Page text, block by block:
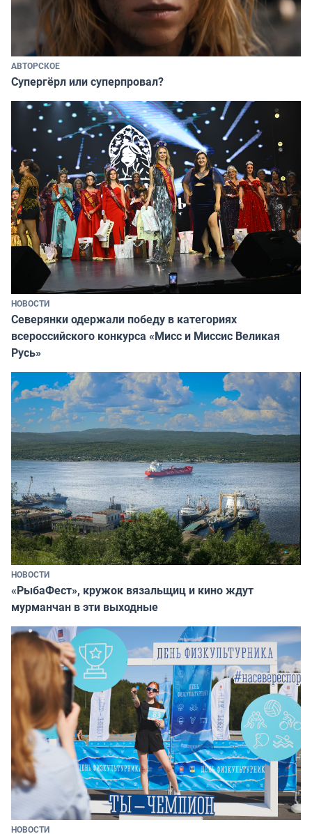
АВТОРСКОЕ
Супергёрл или суперпровал?
НОВОСТИ
Северянки одержали победу в категориях
всероссийского конкурса «Мисс и Миссис Великая
Русь»
НОВОСТИ
«РыбаФест», кружок вязальщиц и кино ждут
мурманчан в эти выходные
НОВОСТИ